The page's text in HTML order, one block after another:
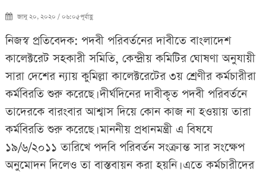
জানু ২০, ২০২০ / ০৬:০৫পূর্বাহ্ণ
নিজস্ব প্রতিবেদক: পদবী পরিবর্তনের দাবীতে বাংলাদেশ
কালেক্টরেট সহকারী সমিতি, কেন্দ্রীয় কমিটির ঘোষণা অনুযায়ী
সারা দেশের ন্যায় কুমিল্লা কালেক্টরেটের ৩য় শ্রেণীর কর্মচারীরা
কর্মবিরতি শুরু করেছে। দীর্ঘদিনের দাবীকৃত পদবী পরিবর্তনে
তাদেরকে বারংবার আশ্বাস দিয়ে কোন কাজ না হওয়ায় তারা
কর্মবিরতি শুরু করেছে। মাননীয় প্রধানমন্ত্রী এ বিষযে
১৯/৬/২০১১ তারিখে পদবি পরিবর্তন সংক্রান্ত সার সংক্ষেপ
অনুমোদন দিলেও তা বাস্তবায়ন করা হয়নি। এতে কর্মচারীদের